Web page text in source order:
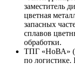
заместитель
цветная
запасных
сплавов
обработки.
ТПГ «НоВА»
по